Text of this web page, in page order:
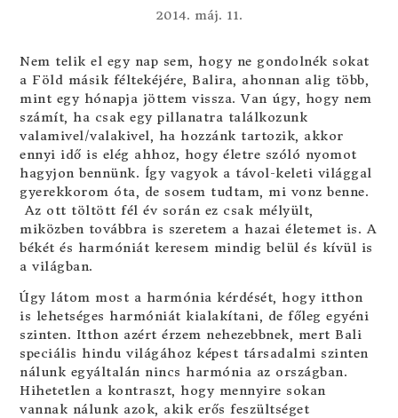
2014. máj. 11.
Nem telik el egy nap sem, hogy ne gondolnék sokat
a Föld másik féltekéjére, Balira, ahonnan alig több,
mint egy hónapja jöttem vissza. Van úgy, hogy nem
számít, ha csak egy pillanatra találkozunk
valamivel/valakivel, ha hozzánk tartozik, akkor
ennyi idő is elég ahhoz, hogy életre szóló nyomot
hagyjon bennünk. Így vagyok a távol-keleti világgal
gyerekkorom óta, de sosem tudtam, mi vonz benne.
Az ott töltött fél év során ez csak mélyült,
miközben továbbra is szeretem a hazai életemet is. A
békét és harmóniát keresem mindig belül és kívül is
a világban.
Úgy látom most a harmónia kérdését, hogy itthon
is lehetséges harmóniát kialakítani, de főleg egyéni
szinten. Itthon azért érzem nehezebbnek, mert Bali
speciális hindu világához képest társadalmi szinten
nálunk egyáltalán nincs harmónia az országban.
Hihetetlen a kontraszt, hogy mennyire sokan
vannak nálunk azok, akik erős feszültséget